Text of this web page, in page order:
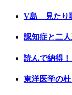
V島 見たり
認知症と二
読んで納得
東洋医学の